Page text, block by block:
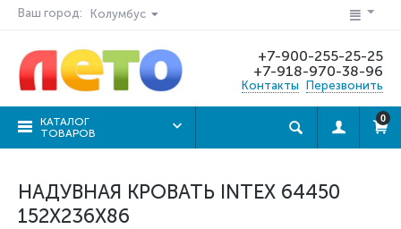
Ваш город: Колумбус
+7-900-255-25-25
+7-918-970-38-96
Контакты Перезвонить
КАТАЛОГ
ТОВАРОВ
0
НАДУВНАЯ КРОВАТЬ INTEX 64450
152X236X86